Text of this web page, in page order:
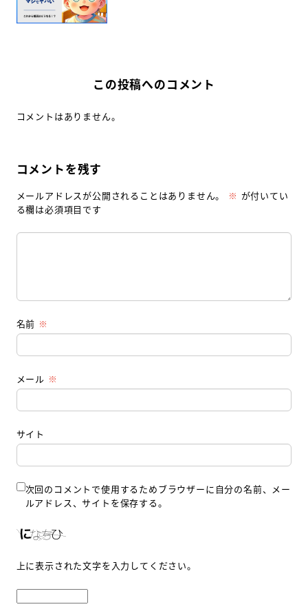
この投稿へのコメント
コメントはありません。
コメントを残す
メールアドレスが公開されることはありません。 ※ が付いてい
る欄は必須項目です
名前 ※
メール ※
サイト
次回のコメントで使用するためブラウザーに自分の名前、メー
ルアドレス、サイトを保存する。
上に表示された文字を入力してください。